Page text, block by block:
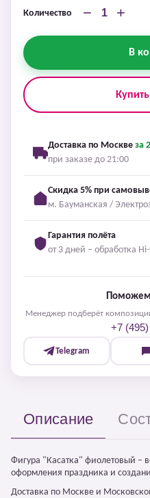
Количество − +
В
Доставка по Москве за
при заказе до 21:00
Скидка 5% при
м. Бауманская /
Гарантия полёта
от 3 дней – обработка
Поможем
Менеджер подберёт
+7
Telegram
Описание
Фигура "Касатка" фиолетовый –
оформления праздника и
Доставка по Москве и